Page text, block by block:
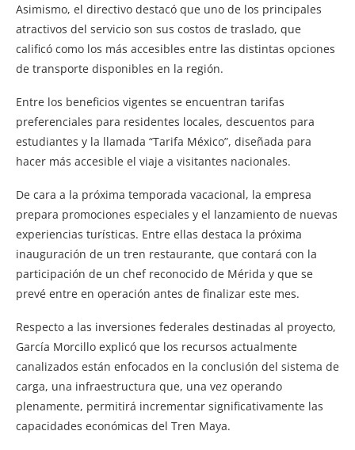
Asimismo, el directivo destacó que uno de los principales
atractivos del servicio son sus costos de traslado, que
calificó como los más accesibles entre las distintas opciones
de transporte disponibles en la región.
Entre los beneficios vigentes se encuentran tarifas
preferenciales para residentes locales, descuentos para
estudiantes y la llamada “Tarifa México”, diseñada para
hacer más accesible el viaje a visitantes nacionales.
De cara a la próxima temporada vacacional, la empresa
prepara promociones especiales y el lanzamiento de nuevas
experiencias turísticas. Entre ellas destaca la próxima
inauguración de un tren restaurante, que contará con la
participación de un chef reconocido de Mérida y que se
prevé entre en operación antes de finalizar este mes.
Respecto a las inversiones federales destinadas al proyecto,
García Morcillo explicó que los recursos actualmente
canalizados están enfocados en la conclusión del sistema de
carga, una infraestructura que, una vez operando
plenamente, permitirá incrementar significativamente las
capacidades económicas del Tren Maya.